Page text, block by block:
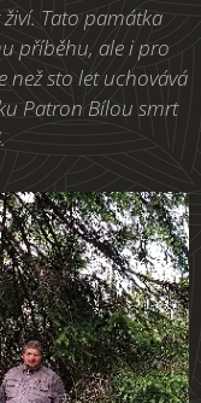
Tato památka
příběhu, ale i pro
než sto let uchovává
Patron Bílou smrt